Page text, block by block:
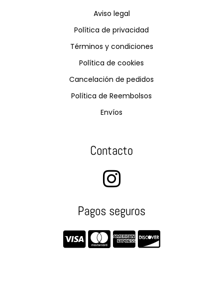
Aviso legal
Política de privacidad
Términos y condiciones
Política de cookies
Cancelación de pedidos
Política de Reembolsos
Envíos
Contacto
Pagos seguros